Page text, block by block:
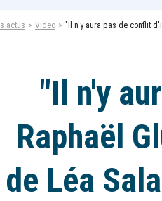
actus Video "Il n'y aura pas de conflit d'intérêt"
"Il n'y
Raphaël
de Léa